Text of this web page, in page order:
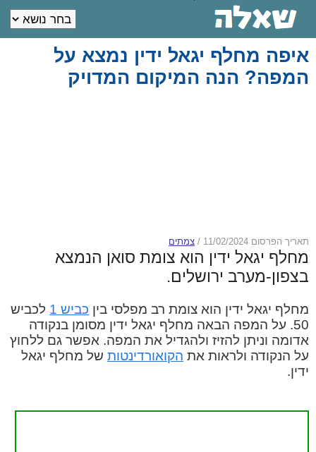
איפה מחלף יגאל ידין נמצא על
המפה? הנה המיקום המדויק
תאריך הפרסום 11/02/2024 / צמתים
מחלף יגאל ידין הוא צומת סואן הנמצא
בצפון-מערב ירושלים.
מחלף יגאל ידין הוא צומת רב מפלסי בין כביש 1
לכביש
50. על המפה הבאה מחלף יגאל ידין מסומן בנקודה
אדומה וניתן להזיז ולהגדיל את המפה. אפשר גם ללחוץ
על הנקודה ולראות את הקואורדינטות של מחלף יגאל
ידין.